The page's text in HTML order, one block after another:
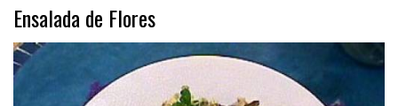
Ensalada de Flores